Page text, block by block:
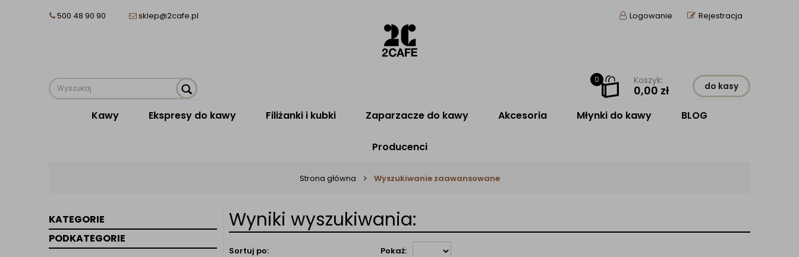
500 48 90 90 sklep@2cafe.pl Logowanie Rejestracja
0 Koszyk:
0,00 zł do kasy
Kawy Ekspresy do kawy Filiżanki i kubki Zaparzacze do kawy Akcesoria Młynki do kawy BLOG
Producenci
Strona główna Wyszukiwanie zaawansowane
KATEGORIE
PODKATEGORIE
Wyniki wyszukiwania:
Sortuj po: Pokaż: